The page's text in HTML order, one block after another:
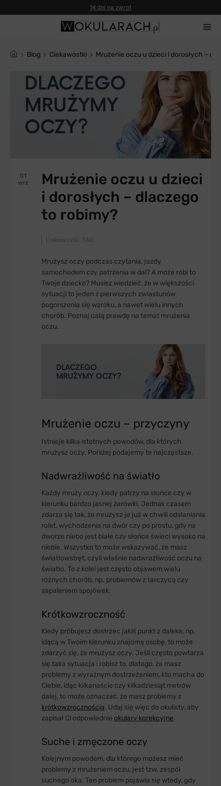
14 dni na zwrot
blog Ciekawostki Mrużenie oczu u dzieci i dorosłych –
Mrużenie oczu u dzieci
i dorosłych – dlaczego
to robimy?
01
wrz
Ciekawostki FAQ
Mrużysz oczy podczas czytania, jazdy
samochodem czy patrzenia w dal? A może robi to
Twoje dziecko? Musisz wiedzieć, że w większości
sytuacji to jeden z pierwszych zwiastunów
pogorszenia się wzroku, a nawet wielu innych
chorób. Poznaj całą prawdę na temat mrużenia
oczu.
Mrużenie oczu – przyczyny
Istnieje kilka istotnych powodów, dla których
mrużysz oczy. Poniżej podajemy te najczęstsze.
Nadwrażliwość na światło
Każdy mruży oczy, kiedy patrzy na słońce czy w
kierunku bardzo jasnej żarówki. Jednak czasem
zdarza się tak, że mrużysz je już w chwili odsłaniania
rolet, wychodzenia na dwór czy po prostu, gdy na
dworze niebo jest białe czy słońce świeci wysoko na
niebie. Wszystko to może wskazywać, że masz
światłowstręt, czyli właśnie nadwrażliwość oczu na
światło. To z kolei jest często objawem wielu
różnych chorób, np. problemów z tarczycą czy
zapaleniem spojówek.
Krótkowzroczność
Kiedy próbujesz dostrzec jakiś punkt z daleka, np.
idącą w Twoim kierunku znajomą osobę, to może
zdarzyć się, że mrużysz oczy. Jeśli często powtarza
się taka sytuacja i robisz to, dlatego, że masz
problemy z wyraźnym dostrzeżeniem, kto macha do
Ciebie, idąc kilkanaście czy kilkadziesiąt metrów
dalej, to może oznaczać, że masz problemy z
krótkowzrocznością. Udaj się więc do okulisty, aby
zapisał Ci odpowiednie okulary korekcyjne.
Suche i zmęczone oczy
Kolejnym powodem, dla którego możesz mieć
problemy z mrużeniem oczu, jest tzw. zespół
suchego oka. Ten problem pojawia się wtedy, gdy